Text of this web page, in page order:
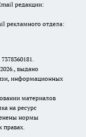
редакции:
рекламного отдела:
выдано
информационных
материалов
на ресурс
нормы
правах.